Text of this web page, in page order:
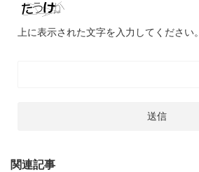
上に表示された文字を入力してください。
関連記事